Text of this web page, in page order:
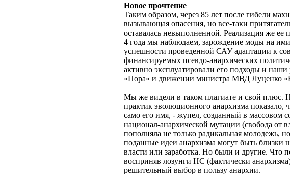
Новое прочтение
Таким образом, через 85 лет после гибели
вызывающая опасения, но все-таки
оставалась невыполненной. Реализация же ее
4 года мы наблюдаем, зарождение моды на
успешности проведенной САУ адаптации к
финансируемых псевдо-анархических
активно эксплуатировали его подходы и
«Пора» и движении министра МВД Луценко
Мы же видели в таком плагиате и свой плюс.
практик эволюционного анархизма
само его имя, - жупел, созданный в массовом
национал-анархической мутации (свобода
пополняла не только радикальная молодежь,
поданные идеи анархизма могут быть
власти или заработка. Но были и другие. Что
восприняв лозунги НС (фактически
решительный выбор в пользу анархии.